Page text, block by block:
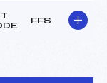
FFS